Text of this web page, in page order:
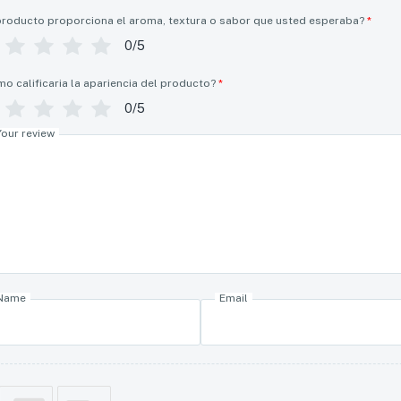
proporciona el aroma, textura o sabor que usted esperaba? *
0/5
calificaria la apariencia del producto? *
0/5
review
Email